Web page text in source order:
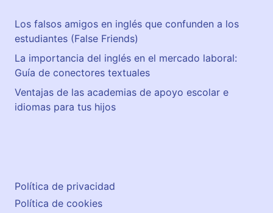
Los falsos amigos en inglés que confunden a los
estudiantes (False Friends)
La importancia del inglés en el mercado laboral:
Guía de conectores textuales
Ventajas de las academias de apoyo escolar e
idiomas para tus hijos
Política de privacidad
Política de cookies